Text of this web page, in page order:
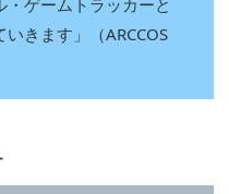
ゲームトラッカーと
きます」（ARCCOS